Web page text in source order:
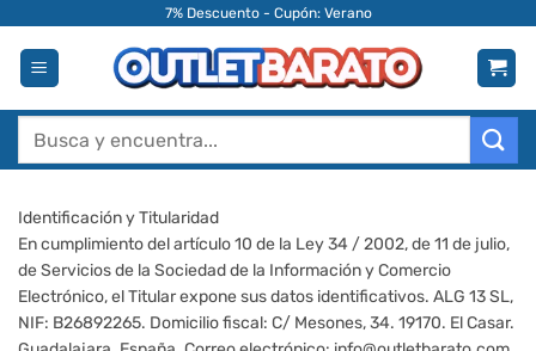
contenido
7% Descuento - Cupón: Verano
Buscar
Identificación y Titularidad
En cumplimiento del artículo 10 de la Ley 34 / 2002, de 11 de julio,
de Servicios de la Sociedad de la Información y Comercio
Electrónico, el Titular expone sus datos identificativos. ALG 13 SL,
NIF: B26892265. Domicilio fiscal: C/ Mesones, 34. 19170. El Casar.